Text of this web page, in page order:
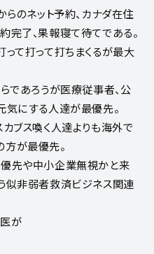
のネット予約、カナダ在住
完了、果報寝て待てである。
て打って打ちまくるが最大
であろうが医療従事者、公
気にする人達が最優先。
ブス喚く人達よりも海外で
が最優先。
先や中小企業無視かと来
似非弱者救済ビジネス関連
が